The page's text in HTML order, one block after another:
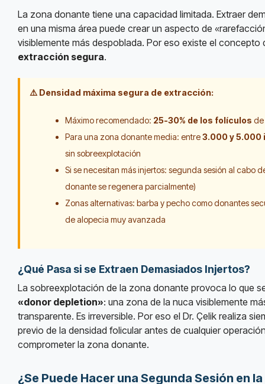
La zona donante tiene una capacidad limitada. Extraer
en una misma área puede crear un aspecto de
visiblemente más despoblada. Por eso existe el concepto
extracción segura.
⚠️ Densidad máxima segura de extracción:
Máximo recomendado: 25-30% de los folículos de
Para una zona donante media: entre3.000 y 5.000
sin sobreexplotación
Si se necesitan más injertos: segunda sesión al cabo
donante se regenera parcialmente)
Zonas alternativas: barba y pecho como donantes
de alopecia muy avanzada
¿Qué Pasa si se Extraen Demasiados Injertos?
La sobreexplotación de la zona donante provoca lo que
«donor depletion»: una zona de la nuca visiblemente
transparente. Es irreversible. Por eso el Dr. Çelik realiza
previo de la densidad folicular antes de cualquier
comprometer la zona donante.
¿Se Puede Hacer una Segunda Sesión en